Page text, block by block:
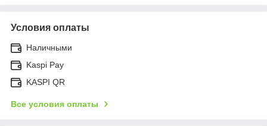
Условия оплаты
Наличными
Kaspi Pay
KASPI QR
Все условия оплаты